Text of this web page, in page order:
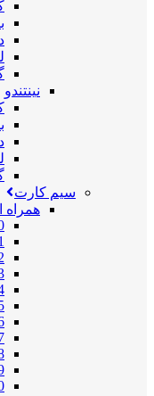
نینتندو
سیم کارت
همراه